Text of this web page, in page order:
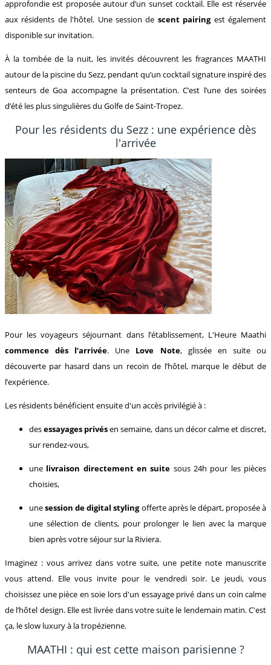
approfondie est proposée autour d’un sunset cocktail. Elle est réservée
aux résidents de l'hôtel. Une session de scent pairingest également
disponible sur invitation.
À la tombée de la nuit, les invités découvrent les fragrances MAATHI
autour de la piscine du Sezz, pendant qu’un cocktail signature inspiré des
senteurs de Goa accompagne la présentation. C’est l’une des soirées
d’été les plus singulières du Golfe de Saint-Tropez.
Pour les résidents du Sezz : une expérience dès
l'arrivée
Pour les voyageurs séjournant dans l’établissement, L'Heure Maathi
commence dès l’arrivée. Une Love Note, glissée en suite ou
découverte par hasard dans un recoin de l’hôtel, marque le début de
l’expérience.
Les résidents bénéficient ensuite d'un accès privilégié à :
desessayages privésen semaine, dans un décor calme et discret,
sur rendez-vous,
une livraison directement en suite sous 24h pour les pièces
choisies,
unesession de digital stylingofferte après le départ, proposée à
une sélection de clients, pour prolonger le lien avec la marque
bien après votre séjour sur la Riviera.
Imaginez : vous arrivez dans votre suite, une petite note manuscrite
vous attend. Elle vous invite pour le vendredi soir. Le jeudi, vous
choisissez une pièce en soie lors d'un essayage privé dans un coin calme
de l’hôtel design. Elle est livrée dans votre suite le lendemain matin. C'est
ça, le slow luxury à la tropézienne.
MAATHI : qui est cette maison parisienne ?